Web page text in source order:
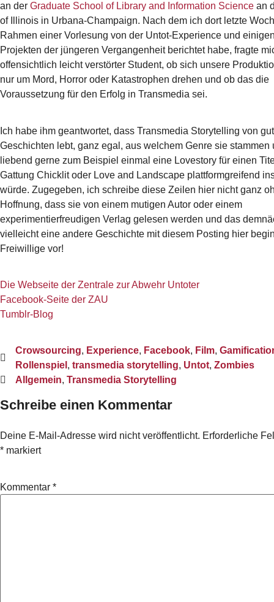
an der Graduate School of Library and Information Science an
of Illinois in Urbana-Champaign. Nach dem ich dort letzte
Rahmen einer Vorlesung von der Untot-Experience und
Projekten der jüngeren Vergangenheit berichtet habe, fragte
offensichtlich leicht verstörter Student, ob sich unsere
nur um Mord, Horror oder Katastrophen drehen und ob das die
Voraussetzung für den Erfolg in Transmedia sei.
Ich habe ihm geantwortet, dass Transmedia Storytelling von
Geschichten lebt, ganz egal, aus welchem Genre sie stammen
liebend gerne zum Beispiel einmal eine Lovestory für einen
Gattung Chicklit oder Love and Landscape plattformgreifend
würde. Zugegeben, ich schreibe diese Zeilen hier nicht ganz
Hoffnung, dass sie von einem mutigen Autor oder einem
experimentierfreudigen Verlag gelesen werden und das
vielleicht eine andere Geschichte mit diesem Posting hier
Freiwillige vor!
Die Webseite der Zentrale zur Abwehr Untoter
Facebook-Seite der ZAU
Tumblr-Blog
Crowsourcing, Experience, Facebook, Film,
Rollenspiel , transmedia storytelling, Untot, Zombies
Allgemein, Transmedia Storytelling
Schreibe einen Kommentar
Deine E-Mail-Adresse wird nicht veröffentlicht. Erforderliche
* markiert
Kommentar *